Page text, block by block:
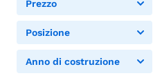
Prezzo
Posizione
Anno di costruzione